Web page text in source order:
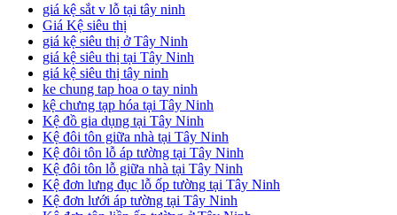
giá kệ sắt v lỗ tại tây ninh
Giá Kệ siêu thị
giá kệ siêu thị ở Tây Ninh
giá kệ siêu thị tại Tây Ninh
giá kệ siêu thị tây ninh
ke chung tap hoa o tay ninh
kệ chưng tạp hóa tại Tây Ninh
Kệ đồ gia dụng tại Tây Ninh
Kệ đôi tôn giữa nhà tại Tây Ninh
Kệ đôi tôn lỗ áp tường tại Tây Ninh
Kệ đôi tôn lỗ giữa nhà tại Tây Ninh
Kệ đơn lưng đục lỗ ốp tường tại Tây Ninh
Kệ đơn lưới áp tường tại Tây Ninh